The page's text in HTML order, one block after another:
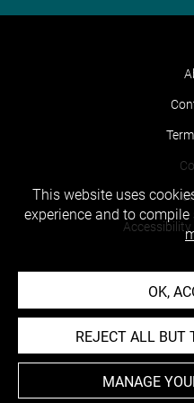
This website uses
experience and to
OK,
REJECT ALL BUT
MANAGE